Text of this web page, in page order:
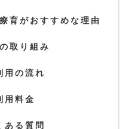
育がおすすめな理由
取り組み
用の流れ
用料金
ある質問